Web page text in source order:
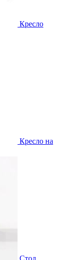
Кресло
Кресло на
Стол